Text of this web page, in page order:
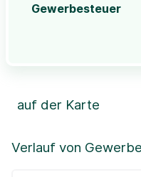
Gewerbesteuer
Verlauf von
auf der Karte
+
Leaflet|